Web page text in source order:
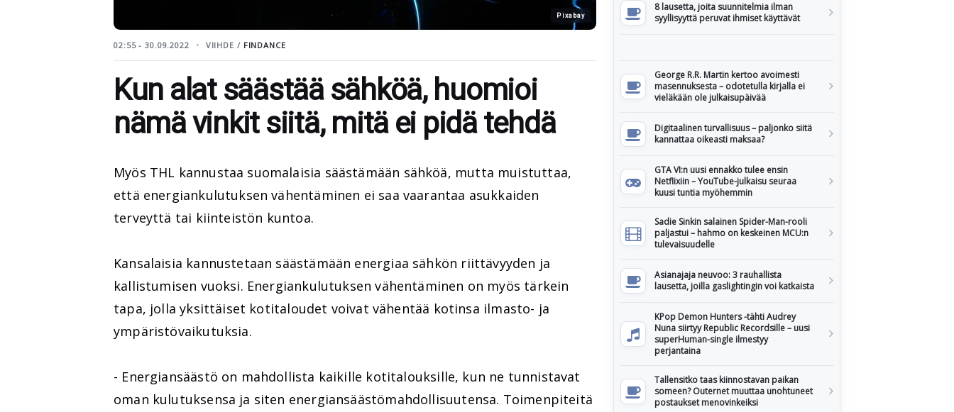
Pixabay
02:55 - 30.09.2022 VIIHDE / FINDANCE
Kun alat säästää sähköä, huomioi
nämä vinkit siitä, mitä ei pidä tehdä
Myös THL kannustaa suomalaisia säästämään sähköä, mutta muistuttaa,
että energiankulutuksen vähentäminen ei saa vaarantaa asukkaiden
terveyttä tai kiinteistön kuntoa.
Kansalaisia kannustetaan säästämään energiaa sähkön riittävyyden ja
kallistumisen vuoksi. Energiankulutuksen vähentäminen on myös tärkein
tapa, jolla yksittäiset kotitaloudet voivat vähentää kotinsa ilmasto- ja
ympäristövaikutuksia.
- Energiansäästö on mahdollista kaikille kotitalouksille, kun ne tunnistavat
oman kulutuksensa ja siten energiansäästömahdollisuutensa. Toimenpiteitä
8 lausetta, joita suunnitelmia ilman
syyllisyyttä peruvat ihmiset käyttävät
George R.R. Martin kertoo avoimesti
masennuksesta – odotetulla kirjalla ei
vieläkään ole julkaisupäivää
Digitaalinen turvallisuus – paljonko siitä
kannattaa oikeasti maksaa?
GTA VI:n uusi ennakko tulee ensin
Netflixiin – YouTube-julkaisu seuraa
kuusi tuntia myöhemmin
Sadie Sinkin salainen Spider-Man-rooli
paljastui – hahmo on keskeinen MCU:n
tulevaisuudelle
Asianajaja neuvoo: 3 rauhallista
lausetta, joilla gaslightingin voi katkaista
KPop Demon Hunters -tähti Audrey
Nuna siirtyy Republic Recordsille – uusi
superHuman-single ilmestyy
perjantaina
Tallensitko taas kiinnostavan paikan
someen? Outernet muuttaa unohtuneet
postaukset menovinkeiksi